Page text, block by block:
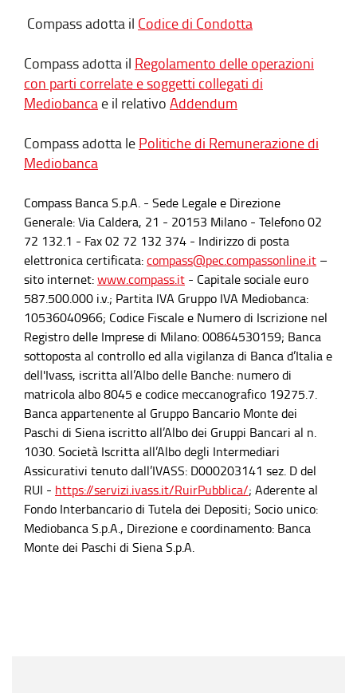
Amministrazione
Agricola Mantovana
IlCollegio Sindacale
bilancio al 31 dicembre 2028, ed è
composto da:
COMPONENTI
DEL
COLLEGIO
SINDACALE
ALTRI PRINCIPALI INCARICHI
ANDREA
CHIARAVALLI
PRESIDENTE
DEL
COLLEGIO
SINDACALE
Presidente del Collegio
Sindacale MBCredit Solutions
S.p.A.
Sindaco effettivo Mediobanca
SGR S.p.A.
Sindaco unico Compass Rent
S.r.l.
Sindaco unico Compass Link
S.r.l.
Presidente del Collegio
Sindacale ICS Maugeri S.p.A.;
Compass adotta il Codice di Condotta
Compass adotta il Regolamento delle operazioni
con parti correlate e soggetti collegati di
Mediobanca e il relativo Addendum
Compass adotta le Politiche di Remunerazione di
Mediobanca
Compass Banca S.p.A. - Sede Legale e Direzione
Generale: Via Caldera, 21 - 20153 Milano - Telefono 02
72 132.1 - Fax 02 72 132 374 - Indirizzo di posta
elettronica certificata:compass@pec.compassonline.it –
sito internet:www.compass.it - Capitale sociale euro
587.500.000 i.v.; Partita IVA Gruppo IVA Mediobanca:
10536040966; Codice Fiscale e Numero di Iscrizione nel
Registro delle Imprese di Milano: 00864530159; Banca
sottoposta al controllo ed alla vigilanza di Banca d’Italia e
dell'Ivass, iscritta all’Albo delle Banche: numero di
matricola albo 8045 e codice meccanografico 19275.7.
Banca appartenente al Gruppo Bancario Monte dei
Paschi di Siena iscritto all’Albo dei Gruppi Bancari al n.
1030. Società Iscritta all’Albo degli Intermediari
Assicurativi tenuto dall’IVASS: D000203141 sez. D del
RUI - https://servizi.ivass.it/RuirPubblica/; Aderente al
Fondo Interbancario di Tutela dei Depositi; Socio unico:
Mediobanca S.p.A., Direzione e coordinamento: Banca
Monte dei Paschi di Siena S.p.A.